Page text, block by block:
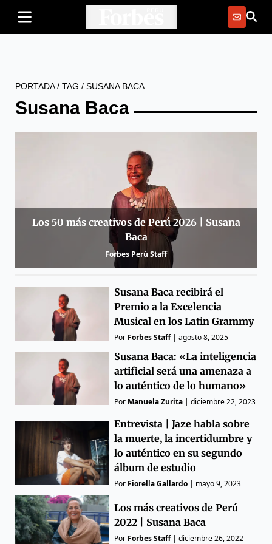
PORTADA/ TAG / SUSANA BACA
Susana Baca
Los 50 más creativos de Perú 2026 | Susana
Baca
Forbes Perú Staff
Susana Baca recibirá el
Premio a la Excelencia
Musical en los Latin Grammy
Por Forbes Staff|agosto 8, 2025
Susana Baca: «La inteligencia
artificial será una amenaza a
lo auténtico de lo humano»
Por Manuela Zurita |diciembre 22, 2023
Entrevista | Jaze habla sobre
la muerte, la incertidumbre y
lo auténtico en su segundo
álbum de estudio
Por Fiorella Gallardo | mayo 9, 2023
Los más creativos de Perú
2022 | Susana Baca
Por Forbes Staff|diciembre 26, 2022